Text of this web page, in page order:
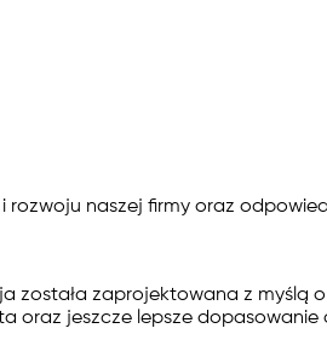
i rozwoju naszej firmy oraz
została zaprojektowana z myślą
oraz jeszcze lepsze